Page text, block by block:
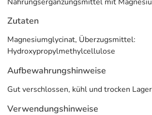
Adresse des Lebensmittel-
Casida GmbH
Brüderstr. 33
08412 Werdau
Informationen zu diesem Lebensmittel
Allergene) sind bei den
hinterlegt. (oben)
Zutaten
Magnesiumglycinat, Überzugsmittel:
Hydroxypropylmethylcellulose
Aufbewahrungshinweise
Gut verschlossen, kühl und trocken
Verwendungshinweise